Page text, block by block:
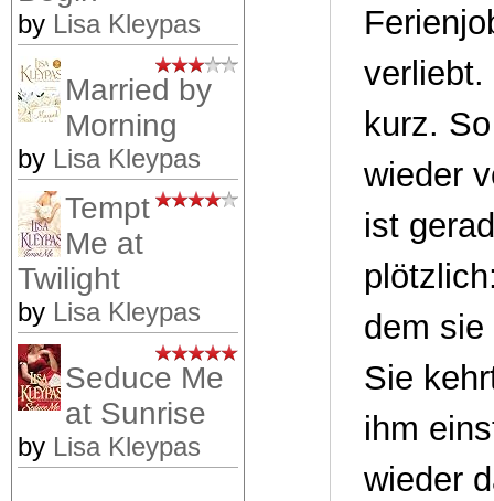
by Lisa Kleypas
Married by
Morning
by Lisa Kleypas
Tempt
Me at
Twilight
by Lisa Kleypas
Seduce Me
at Sunrise
by Lisa Kleypas
verliebt.
kurz.
wieder
ist
dem
Sie
ihm
wieder